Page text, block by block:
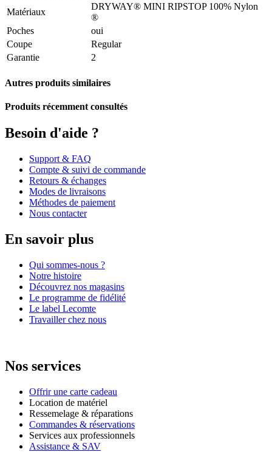
Matériaux
DRYWAY® MINI RIPSTOP 100% Nylon
®
Poches
oui
Coupe
Regular
Garantie
2
Autres produits similaires
Produits récemment consultés
Besoin d'aide ?
Support & FAQ
Compte & suivi de commande
Retours & échanges
Modes de livraisons
Méthodes de paiement
Nous contacter
En savoir plus
Qui sommes-nous ?
Notre histoire
Découvrez nos magasins
Le programme de fidélité
Le label Lecomte
Travailler chez nous
Nos services
Offrir une carte cadeau
Location de matériel
Ressemelage & réparations
Commandes & réservations
Services aux professionnels
Assistance & SAV